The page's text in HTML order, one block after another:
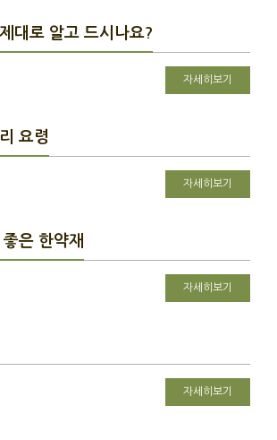
대로 알고 드시나요?
자세히보기
요령
자세히보기
은 한약재
자세히보기
자세히보기